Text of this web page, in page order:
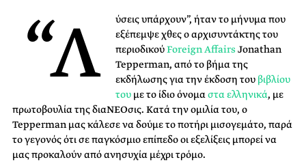
“Λ
ύσεις υπάρχουν”, ήταν το μήνυμα που
εξέπεμψε χθες ο αρχισυντάκτης του
περιοδικούForeign AffairsJonathan
Tepperman, από το βήμα της
εκδήλωσης για την έκδοση του βιβλίου
του με το ίδιο όνομαστα ελληνικά, με
πρωτοβουλία της διαΝΕΟσις. Κατά την ομιλία του, ο
Tepperman μας κάλεσε να δούμε το ποτήρι μισογεμάτο, παρά
το γεγονός ότι σε παγκόσμιο επίπεδο οι εξελίξεις μπορεί να
μας προκαλούν από ανησυχία μέχρι τρόμο.